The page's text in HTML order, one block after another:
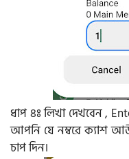
ধাপ ৪ঃ লিখা দেখবেন ,
আপনি যে নম্বরে ক্যাশ
চাপ দিন।